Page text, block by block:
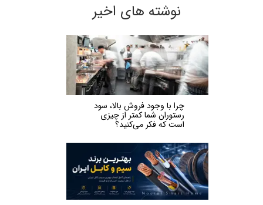
نوشته های اخیر
چرا با وجود فروش بالا، سود
رستوران شما کمتر از چیزی
است که فکر می‌کنید؟